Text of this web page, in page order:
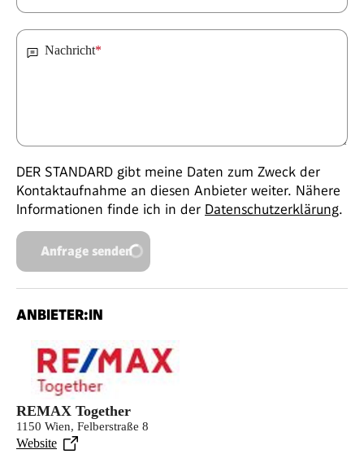
Nachricht*
DER STANDARD gibt meine Daten zum Zweck der
Kontaktaufnahme an diesen Anbieter weiter. Nähere
Informationen finde ich in der Datenschutzerklärung.
Anfrage senden
ANBIETER:IN
REMAX Together
1150 Wien, Felberstraße 8
Website